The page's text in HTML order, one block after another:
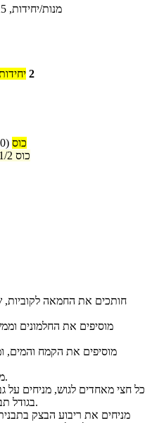
50 מנות/יחידות, 25 גרם למנה\יחידה
2
כוס (310 גרם)
1/2 כוס
מחלקים את התערובת לשניים.
בגודל תבנית התנור ובעובי של כ- 3 מ"מ.